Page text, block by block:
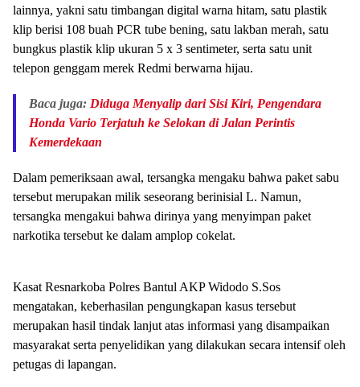
lainnya, yakni satu timbangan digital warna hitam, satu plastik
klip berisi 108 buah PCR tube bening, satu lakban merah, satu
bungkus plastik klip ukuran 5 x 3 sentimeter, serta satu unit
telepon genggam merek Redmi berwarna hijau.
Baca juga: Diduga Menyalip dari Sisi Kiri, Pengendara
Honda Vario Terjatuh ke Selokan di Jalan Perintis
Kemerdekaan
Dalam pemeriksaan awal, tersangka mengaku bahwa paket sabu
tersebut merupakan milik seseorang berinisial L. Namun,
tersangka mengakui bahwa dirinya yang menyimpan paket
narkotika tersebut ke dalam amplop cokelat.
Kasat Resnarkoba Polres Bantul AKP Widodo S.Sos
mengatakan, keberhasilan pengungkapan kasus tersebut
merupakan hasil tindak lanjut atas informasi yang disampaikan
masyarakat serta penyelidikan yang dilakukan secara intensif oleh
petugas di lapangan.